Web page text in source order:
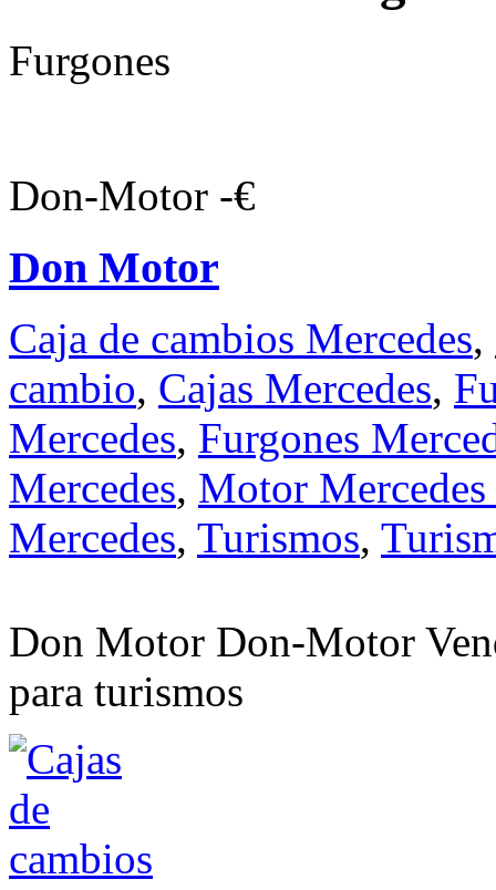
Furgones
Don-Motor -€
Don Motor
Caja de cambios Mercedes,
cambio, Cajas Mercedes,
Mercedes, Furgones
Mercedes, Motor
Mercedes, Turismos,
Don Motor Don-Motor
para turismos